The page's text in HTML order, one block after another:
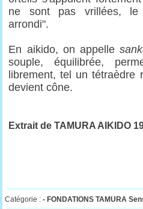
ne sont pas vrillées, le
arrondi".
En aikido, on appelle
souple, équilibrée,
librement, tel un tétraèdre
devient cône.
Extrait de TAMURA AIKIDO
Catégorie :-FONDATIONS TAMURA